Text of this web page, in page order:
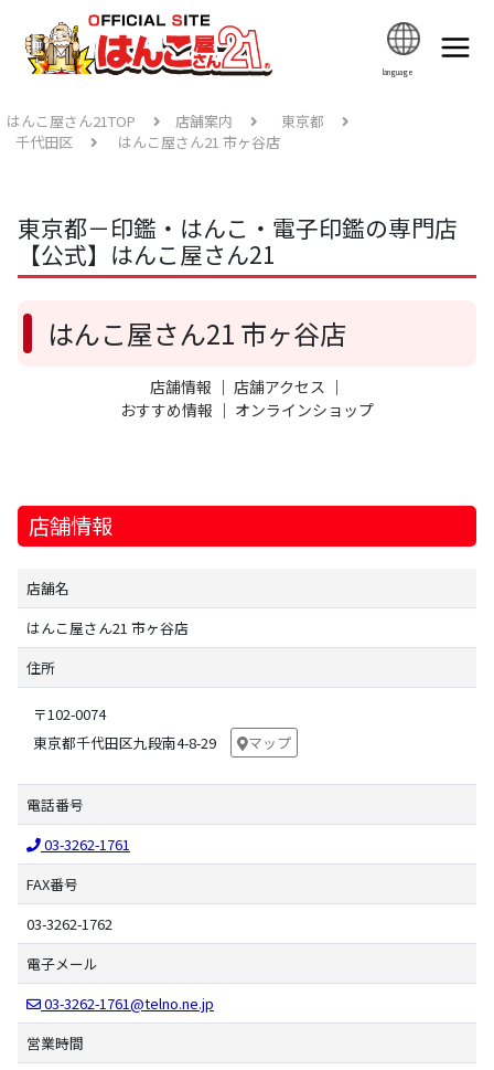
language
はんこ屋さん21TOP 店舗案内
東京都
千代田区
はんこ屋さん21 市ヶ谷店
東京都－印鑑・はんこ・電子印鑑の専門店
【公式】はんこ屋さん21
はんこ屋さん21 市ヶ谷店
店舗情報 ｜ 店舗アクセス ｜
おすすめ情報 ｜ オンラインショップ
店舗情報
店舗名
はんこ屋さん21 市ヶ谷店
住所
〒102-0074
東京都千代田区九段南4-8-29
マップ
電話番号
03-3262-1761
FAX番号
03-3262-1762
電子メール
03-3262-1761@telno.ne.jp
営業時間